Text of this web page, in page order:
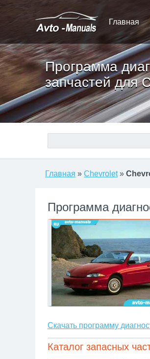
Главная
Программа
запчастей для
Главная » Chevrolet»
Программа
Скачать программу
Каталог запасных